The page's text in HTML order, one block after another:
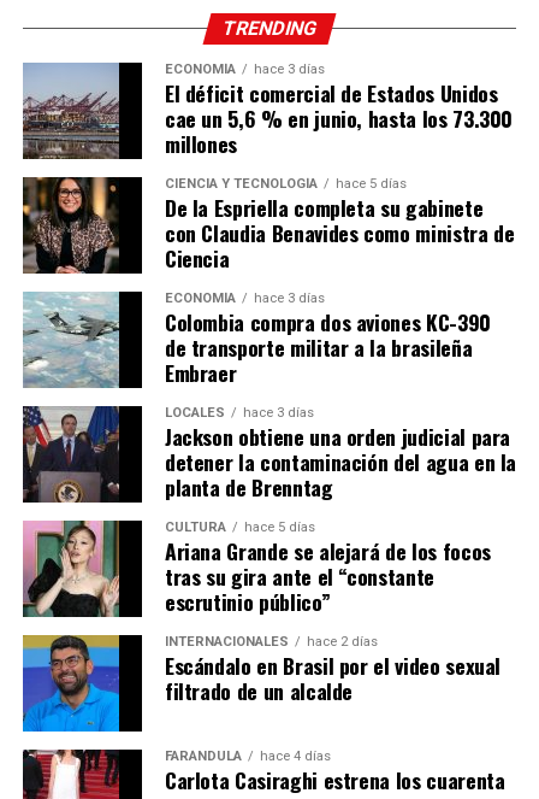
TRENDING
ECONOMÍA hace 3 días
El déficit comercial de Estados Unidos
cae un 5,6 % en junio, hasta los 73.300
millones
CIENCIA Y TECNOLOGÍA hace 5 días
De la Espriella completa su gabinete
con Claudia Benavides como ministra de
Ciencia
ECONOMÍA hace 3 días
Colombia compra dos aviones KC-390
de transporte militar a la brasileña
Embraer
LOCALES hace 3 días
Jackson obtiene una orden judicial para
detener la contaminación del agua en la
planta de Brenntag
CULTURA hace 5 días
Ariana Grande se alejará de los focos
tras su gira ante el “constante
escrutinio público”
INTERNACIONALES hace 2 días
Escándalo en Brasil por el video sexual
filtrado de un alcalde
FARÁNDULA hace 4 días
Carlota Casiraghi estrena los cuarenta